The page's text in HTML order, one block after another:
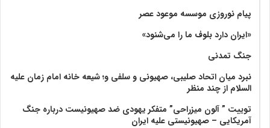
پیام نوروزی موسسه موعود عصر
«ایران دارد بلوف ما را می‌شنود»
جنگ تمدنی
نبرد میان اتحاد صلیبی، صهیونی و سلفی و؛ شیعه خانه امام زمان علیه
السلام از چند منظر
توییت ” آلون میزراحی” متفکر یهودی ضد صهیونیست درباره جنگ
آمریکایی – صهیونیستی علیه ایران